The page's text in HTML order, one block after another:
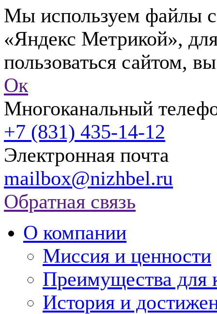
Мы используем файлы
«Яндекс Метрикой»,
пользоваться сайтом,
Ок
Многоканальный
+7 (831) 435-14-12
Электронная почта
mailbox@nizhbel.ru
Обратная связь
О компании
Миссия и ценности
Преимущества для
История и